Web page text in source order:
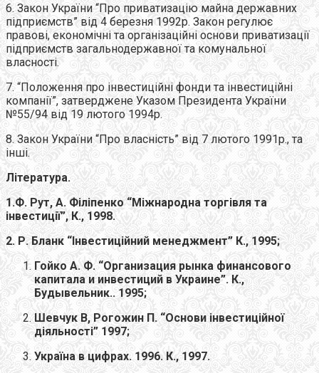
6. Закон України “Про приватизацію майна державних
підприємств” від 4 березня 1992р. Закон регулює
правові, економічні та організаційні основи приватизації
підприємств загальнодержавної та комунальної
власності.
7. “Положення про інвестиційні фонди та інвестиційні
компанії”, затверджене Указом Президента України
№55/94 від 19 лютого 1994р.
8. Закон України “Про власність” від 7 лютого 1991р., та
інші.
Література.
1.Ф. Рут, А. Філіпенко “Міжнародна торгівля та
інвестиції”, К., 1998.
2. Р. Бланк “Інвестиційний менеджмент” К., 1995;
Гойко А. Ф. “Организация рынка финансового
капитала и инвестиций в Украине”. К.,
Будывельник.. 1995;
Шевчук В, Рогожин П. “Основи інвестиційної
діяльності” 1997;
Україна в цифрах. 1996. К., 1997.